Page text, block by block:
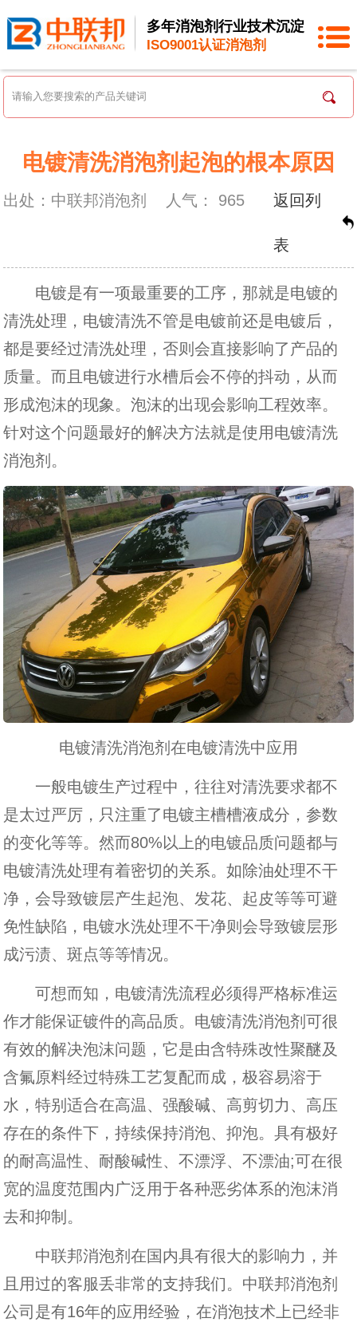
多年消泡剂行业技术沉淀
ISO9001认证消泡剂
电镀清洗消泡剂起泡的根本原因
出处：中联邦消泡剂 人气： 965 返回列
表
电镀是有一项最重要的工序，那就是电镀的
清洗处理，电镀清洗不管是电镀前还是电镀后，
都是要经过清洗处理，否则会直接影响了产品的
质量。而且电镀进行水槽后会不停的抖动，从而
形成泡沫的现象。泡沫的出现会影响工程效率。
针对这个问题最好的解决方法就是使用电镀清洗
消泡剂。
电镀清洗消泡剂在电镀清洗中应用
一般电镀生产过程中，往往对清洗要求都不
是太过严厉，只注重了电镀主槽槽液成分，参数
的变化等等。然而80%以上的电镀品质问题都与
电镀清洗处理有着密切的关系。如除油处理不干
净，会导致镀层产生起泡、发花、起皮等等可避
免性缺陷，电镀水洗处理不干净则会导致镀层形
成污渍、斑点等等情况。
可想而知，电镀清洗流程必须得严格标准运
作才能保证镀件的高品质。电镀清洗消泡剂可很
有效的解决泡沫问题，它是由含特殊改性聚醚及
含氟原料经过特殊工艺复配而成，极容易溶于
水，特别适合在高温、强酸碱、高剪切力、高压
存在的条件下，持续保持消泡、抑泡。具有极好
的耐高温性、耐酸碱性、不漂浮、不漂油;可在很
宽的温度范围内广泛用于各种恶劣体系的泡沫消
去和抑制。
中联邦消泡剂在国内具有很大的影响力，并
且用过的客服丢非常的支持我们。中联邦消泡剂
公司是有16年的应用经验，在消泡技术上已经非